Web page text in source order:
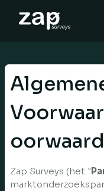
DE
Zap Surveys (het "